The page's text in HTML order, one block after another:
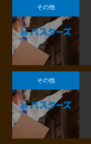
その他
その他